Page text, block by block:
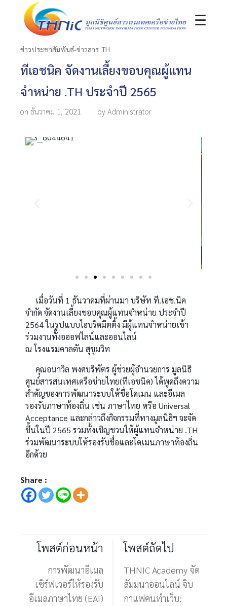
☰
ข่าวประชาสัมพันธ์-ข่าวสาร .TH
ทีเอชนิค จัดงานเลี้ยงขอบคุณผู้แทน
จำหน่าย .TH ประจำปี 2565
on ธันวาคม 1, 2021 by Administrator
เมื่อวันที่ 1 ธันวาคมที่ผ่านมา บริษัท ที.เอช.นิค
จำกัด จัดงานเลี้ยงขอบคุณผู้แทนจำหน่าย ประจำปี
2564 ในรูปแบบไฮบริดมีตติ้ง มีผู้แทนจำหน่ายเข้า
ร่วมงานทั้งอออฟไลน์และออนไลน์
ณ โรงแรมคาลตัน สุขุมวิท
คุณอนาวิล พงศบริพัตร ผู้ช่วยผู้อำนวยการ มูลนิธิ
ศูนย์สารสนเทศเครือข่ายไทย(ทีเอชนิค) ได้พูดถึงความ
สำคัญของการพัฒนาระบบให้ชื่อโดเมน และอีเมล
รองรับภาษาท้องถิ่น เช่น ภาษาไทย หรือ Universal
Acceptance และกล่าวถึงกิจกรรมที่ทางมูลนิธิฯ จะจัด
ขึ้นในปี 2565 รวมทั้งเชิญชวนให้ผู้แทนจำหน่าย .TH
ร่วมพัฒนาระบบให้รองรับชื่อและโดเมนภาษาท้องถิ่น
อีกด้วย
Share :
โพสต์ก่อนหน้า
การพัฒนาอีเมล
เซิร์ฟเวอร์ให้รองรับ
อีเมลภาษาไทย (EAI)
โพสต์ถัดไป
THNIC Academy จัด
สัมมนาออนไลน์ จิบ
กาแฟคนทำเว็บ: